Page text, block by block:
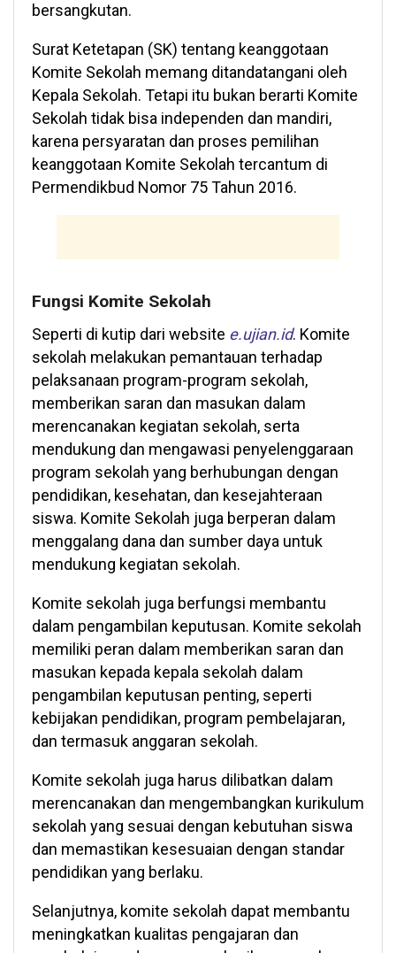
bersangkutan.
Surat Ketetapan (SK) tentang keanggotaan
Komite Sekolah memang ditandatangani oleh
Kepala Sekolah. Tetapi itu bukan berarti Komite
Sekolah tidak bisa independen dan mandiri,
karena persyaratan dan proses pemilihan
keanggotaan Komite Sekolah tercantum di
Permendikbud Nomor 75 Tahun 2016.
Fungsi Komite Sekolah
Seperti di kutip dari website e.ujian.id. Komite
sekolah melakukan pemantauan terhadap
pelaksanaan program-program sekolah,
memberikan saran dan masukan dalam
merencanakan kegiatan sekolah, serta
mendukung dan mengawasi penyelenggaraan
program sekolah yang berhubungan dengan
pendidikan, kesehatan, dan kesejahteraan
siswa. Komite Sekolah juga berperan dalam
menggalang dana dan sumber daya untuk
mendukung kegiatan sekolah.
Komite sekolah juga berfungsi membantu
dalam pengambilan keputusan. Komite sekolah
memiliki peran dalam memberikan saran dan
masukan kepada kepala sekolah dalam
pengambilan keputusan penting, seperti
kebijakan pendidikan, program pembelajaran,
dan termasuk anggaran sekolah.
Komite sekolah juga harus dilibatkan dalam
merencanakan dan mengembangkan kurikulum
sekolah yang sesuai dengan kebutuhan siswa
dan memastikan kesesuaian dengan standar
pendidikan yang berlaku.
Selanjutnya, komite sekolah dapat membantu
meningkatkan kualitas pengajaran dan